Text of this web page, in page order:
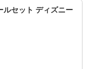
ルセット ディズニー